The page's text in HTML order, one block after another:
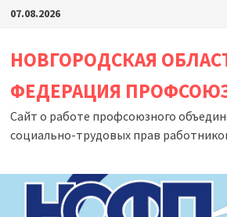
Перейти
содержимому
07.08.2026
НОВГОРОДСКАЯ
ФЕДЕРАЦИЯ
Сайт о работе профсоюзного
социально-трудовых прав